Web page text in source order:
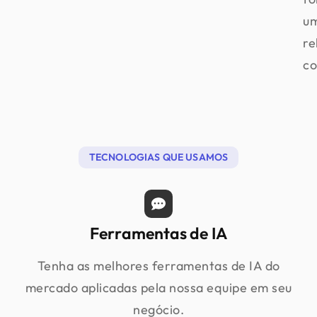
TECNOLOGIAS QUE USAMOS
Ferramentas de IA
Tenha as melhores ferramentas de IA do
mercado aplicadas pela nossa equipe em seu
negócio.